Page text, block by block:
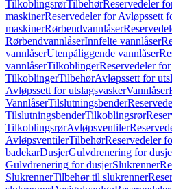
TilkoblingsrørTilbehørReservedeler
maskinerReservedeler for Avløpssett
maskinerRørbendvannlåser
RørbendvannlåserInnfelte vannlåser
vannlåserUtenpåliggende vannlåser
vannlåserTilkoblingerReservedeler for
TilkoblingerTilbehørAvløpssett for
Avløpssett for utslagsvaskerVannlåser
VannlåserTilslutningsbender
TilslutningsbenderTilkoblingsrør
TilkoblingsrørAvløpsventiler
AvløpsventilerTilbehørReservedeler
badekarDusjerGulvdrenering for
Gulvdrenering for dusjerSlukrenner
SlukrennerTilbehør til slukrenner